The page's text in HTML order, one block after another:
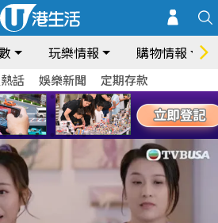
玩樂情報 購物情報
話 娛樂新聞 定期存款